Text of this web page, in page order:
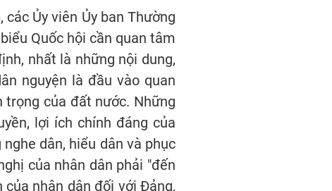
Ủy viên Ủy ban Thường
Quốc hội cần quan tâm
nhất là những nội dung,
nguyện là đầu vào quan
trọng của đất nước. Những
lợi ích chính đáng của
dân, hiểu dân và phục
của nhân dân phải "đến
nhân dân đối với Đảng,